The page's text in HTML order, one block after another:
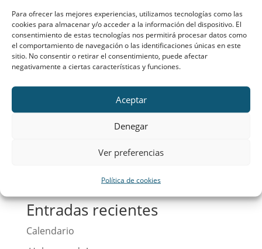
Para ofrecer las mejores experiencias, utilizamos tecnologías como las
cookies para almacenar y/o acceder a la información del dispositivo. El
consentimiento de estas tecnologías nos permitirá procesar datos como
el comportamiento de navegación o las identificaciones únicas en este
sitio. No consentir o retirar el consentimiento, puede afectar
negativamente a ciertas características y funciones.
Aceptar
Denegar
Ver preferencias
Política de cookies
Dia 1: 30 noviembre Oración inicial María,
Madre del sí, tú escuchaste a Jesús y conoces el
timbre de su voz y el latido de su corazón.
descríbenos tu camino para seguirlo por la
senda de la fe. María, que en Nazaret
Entradas recientes
Calendario